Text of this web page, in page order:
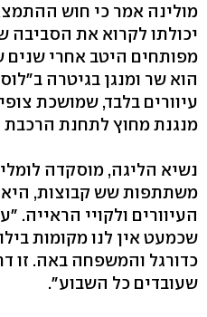
מולינה אמר כי חוש
יכולתו לקרוא את הסביבה
מפותחים היטב אחרי שנים
הוא שר ומנגן בגיטרה
עיוורים בלבד, שמושכת
מנגנת מחוץ לתחנת
נשיא הליגה, מוסקדה
משתתפות שש קבוצות, היא
העיוורים ולקויי הראייה.
שכמעט אין לנו מקומות
כדורגל והמשפחה באה. זו
שעובדים כל השבוע".